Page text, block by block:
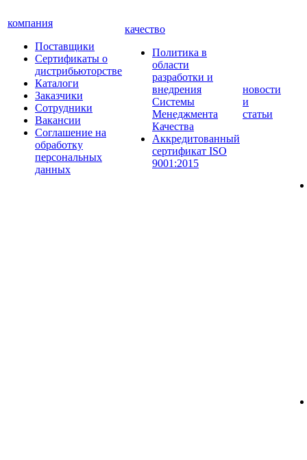
компания
Поставщики
Сертификаты о
дистрибьюторстве
Каталоги
Заказчики
Сотрудники
Вакансии
Соглашение на
обработку
персональных
данных
качество
Политика в
области
разработки и
внедрения
Системы
Менеджмента
Качества
Аккредитованный
сертификат ISO
9001:2015
новости
и
статьи